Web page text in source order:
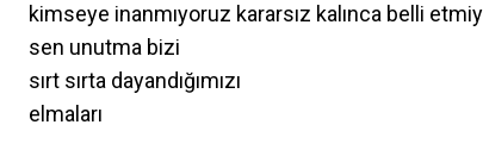
kimseye inanmıyoruz kararsız kalınca belli
sen unutma bizi
sırt sırta dayandığımızı
elmaları